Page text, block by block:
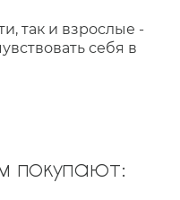
так и взрослые -
себя в
покупают: